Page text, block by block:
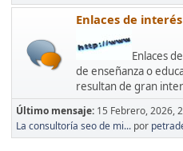
Enlaces de interés
Enlaces
de enseñanza o
resultan de gran
Último mensaje: 15 Febrero, 2026,
La consultoría seo de mi... por